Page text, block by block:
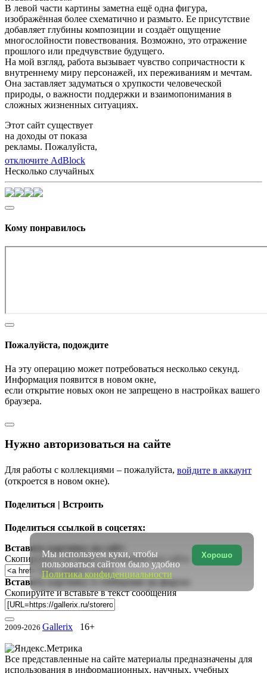
В левой части картины заметна ещё одна фигура,
изображённая более схематично и размыто. Ее присутствие
добавляет глубины композиции и создаёт ощущение
многослойности повествования. Возможно, это отражение
прошлого или предчувствие будущего.
На мой взгляд, работа вызывает чувство сопричастности к
внутреннему миру персонажей, их переживаниям и мечтам.
Она заставляет задуматься о хрупкости человеческой
природы, о важности поддержки и взаимопонимания в
сложных жизненных ситуациях.
Этот сайт существует
на доходы от показа
рекламы. Пожалуйста,
отключите AdBlock
Несколько случайных
Кому понравилось
Пожалуйста, подождите
На эту операцию может потребоваться несколько секунд.
Информация появится в новом окне,
если открытие новых окон не запрещено в настройках вашего
браузера.
Нужно авторизоваться на сайте
Для работы с коллекциями – пожалуйста, войдите в аккаунт
(откроется в новом окне).
Поделиться | Встроить
Поделиться ссылкой в соцсетях:
Вставить картинку на сайт:
Скопируйте и вставьте в исходный код сайта
Вставить картинку в сообщение на форум:
Скопируйте и вставьте в текст сообщения
2009-2026 Gallerix 16+
Все представленные на сайте материалы предназначены для
использования в информационных, научных, учебных
Хорошо
Мы используем куки, чтобы
пользоваться сайтом было удобно
Политика конфиденциальности